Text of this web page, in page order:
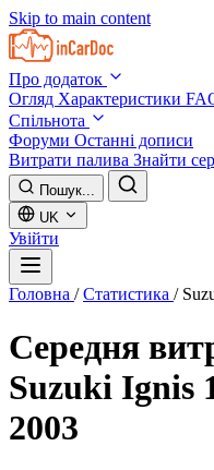
Skip to main content
Про додаток
Огляд Характеристики
Спільнота
Форуми Останні дописи
Витрати палива Знайти
Пошук...
UK
Увійти
Головна / Статистика /
Середня
Suzuki Ignis
2003